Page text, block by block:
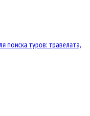
поиска туров: травелата,